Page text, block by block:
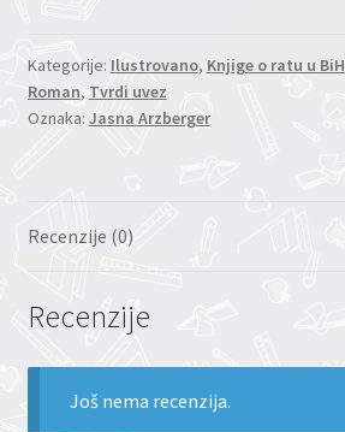
količina
Kategorije: Ilustrovano, Knjige o ratu u BiH
Roman, Tvrdi uvez
Oznaka: Jasna Arzberger
Recenzije (0)
Recenzije
Još nema recenzija.